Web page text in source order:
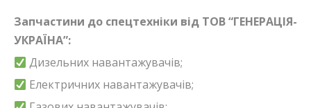
Запчастини до спецтехніки від ТОВ “ГЕНЕРАЦІЯ-
УКРАЇНА”:
Дизельних навантажувачів;
Електричних навантажувачів;